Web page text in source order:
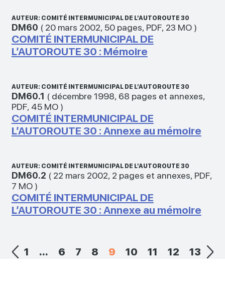
AUTEUR: COMITÉ INTERMUNICIPAL DE L’AUTOROUTE 30
DM60 ( 20 mars 2002, 50 pages, PDF, 23 MO)
COMITÉ INTERMUNICIPAL DE
L’AUTOROUTE 30 : Mémoire
AUTEUR: COMITÉ INTERMUNICIPAL DE L’AUTOROUTE 30
DM60.1 ( décembre 1998, 68 pages et annexes,
PDF, 45 MO)
COMITÉ INTERMUNICIPAL DE
L’AUTOROUTE 30 : Annexe au mémoire
AUTEUR: COMITÉ INTERMUNICIPAL DE L’AUTOROUTE 30
DM60.2 ( 22 mars 2002, 2 pages et annexes, PDF,
7 MO)
COMITÉ INTERMUNICIPAL DE
L’AUTOROUTE 30 : Annexe au mémoire
1 ... 6 7 8 9 10 11 12 13